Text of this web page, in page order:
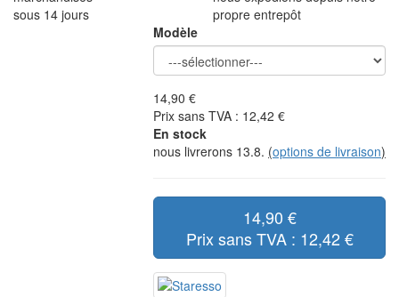
sous 14 jours
propre entrepôt
Modèle
14,90 €
Prix sans TVA : 12,42 €
En stock
nous livrerons 13.8. (options de livraison)
14,90 €
Prix sans TVA : 12,42 €